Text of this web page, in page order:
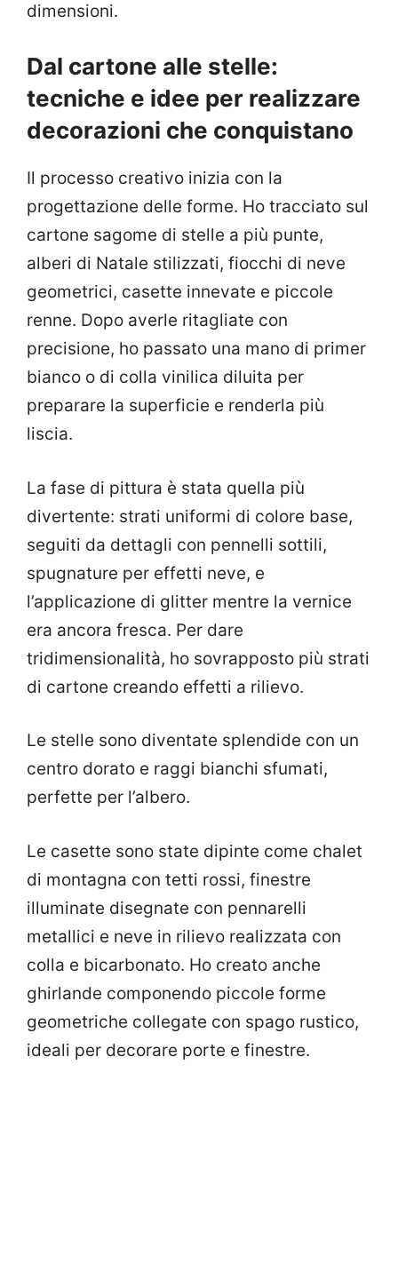
dimensioni.
Dal cartone alle stelle:
tecniche e idee per realizzare
decorazioni che conquistano
Il processo creativo inizia con la
progettazione delle forme. Ho tracciato sul
cartone sagome di stelle a più punte,
alberi di Natale stilizzati, fiocchi di neve
geometrici, casette innevate e piccole
renne. Dopo averle ritagliate con
precisione, ho passato una mano di primer
bianco o di colla vinilica diluita per
preparare la superficie e renderla più
liscia.
La fase di pittura è stata quella più
divertente: strati uniformi di colore base,
seguiti da dettagli con pennelli sottili,
spugnature per effetti neve, e
l’applicazione di glitter mentre la vernice
era ancora fresca. Per dare
tridimensionalità, ho sovrapposto più strati
di cartone creando effetti a rilievo.
Le stelle sono diventate splendide con un
centro dorato e raggi bianchi sfumati,
perfette per l’albero.
Le casette sono state dipinte come chalet
di montagna con tetti rossi, finestre
illuminate disegnate con pennarelli
metallici e neve in rilievo realizzata con
colla e bicarbonato. Ho creato anche
ghirlande componendo piccole forme
geometriche collegate con spago rustico,
ideali per decorare porte e finestre.